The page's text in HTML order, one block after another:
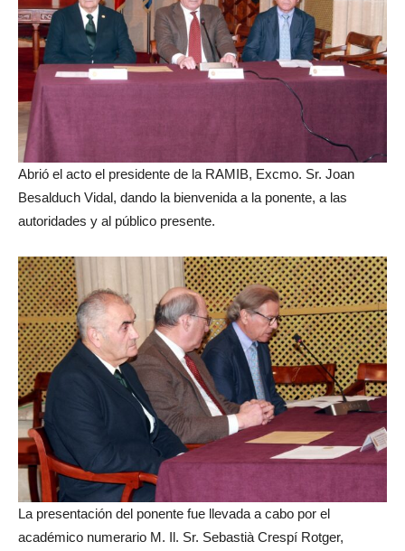
Abrió el acto el presidente de la RAMIB, Excmo. Sr. Joan
Besalduch Vidal, dando la bienvenida a la ponente, a las
autoridades y al público presente.
La presentación del ponente fue llevada a cabo por el
académico numerario M. Il. Sr. Sebastià Crespí Rotger,